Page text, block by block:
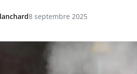
8 septembre 2025